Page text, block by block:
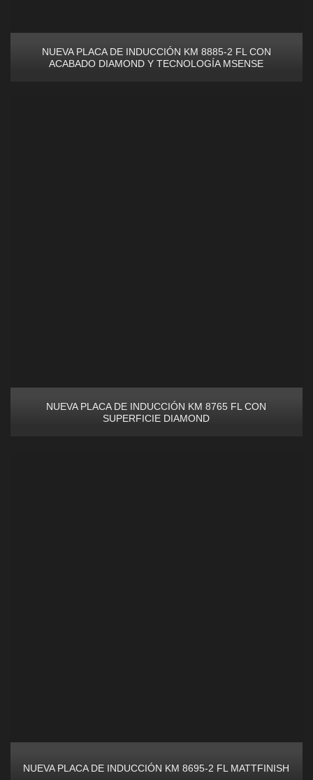
NUEVA PLACA DE INDUCCIÓN KM 8885-2 FL CON
ACABADO DIAMOND Y TECNOLOGÍA MSENSE
NUEVA PLACA DE INDUCCIÓN KM 8765 FL CON
SUPERFICIE DIAMOND
NUEVA PLACA DE INDUCCIÓN KM 8695-2 FL MATTFINISH